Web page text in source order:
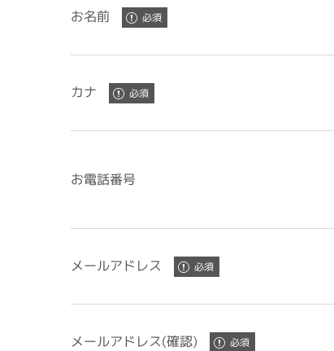
お名前
カナ
お電話番号
メールアドレス
メールアドレス(確認)